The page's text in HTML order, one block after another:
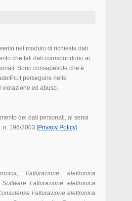
nel modulo di richiesta dati
che tali dati corrispondono ai
Sono consapevole che è
perseguire nelle
violazione ed abuso.
dei dati personali, ai sensi
n. 196/2003 [Privacy Policy]
Fatturazione elettronica
Fatturazione elettronica
Fatturazione elettronica